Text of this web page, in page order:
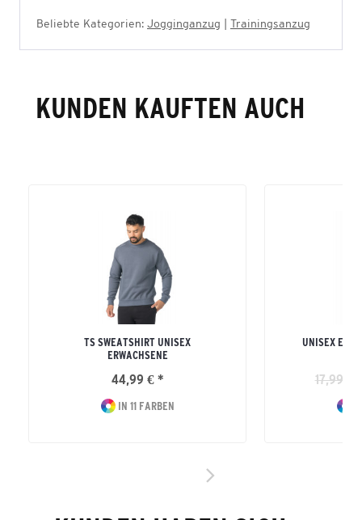
Beliebte Kategorien: Jogginganzug Trainingsanzug
KUNDEN KAUFTEN AUCH
TS SWEATSHIRT UNISEX
ERWACHSENE
44,99 € *
IN 11 FARBEN
UNISEX
17,99 € *